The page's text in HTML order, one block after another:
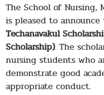
The School of Nursing,
is pleased to
Techanavakul
Scholarship). The
nursing students who
demonstrate good
appropriate conduct.